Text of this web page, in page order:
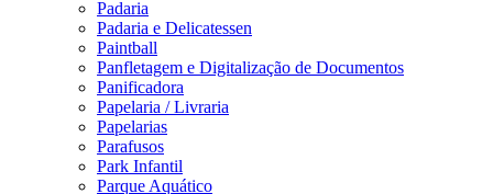
Padaria
Padaria e Delicatessen
Paintball
Panfletagem e Digitalização de Documentos
Panificadora
Papelaria / Livraria
Papelarias
Parafusos
Park Infantil
Parque Aquático